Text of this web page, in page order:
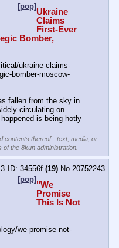
[pop]
Ukraine
Claims
First-Ever
Bomber,
ukraine-claims-
bomber-moscow-
fallen from the sky in
circulating on
is being hotly
contents thereof - text, media, or
the 8kun administration.
34556f (19) No. 20752243
[pop]
"We
Promise
This Is Not
we-promise-not-